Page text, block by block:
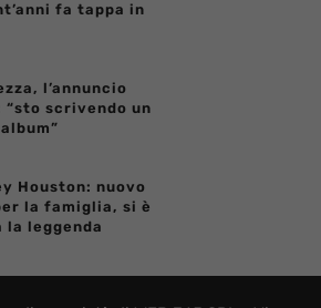
fa tappa in
l’annuncio
“sto scrivendo un
Houston: nuovo
la famiglia, si è
la leggenda